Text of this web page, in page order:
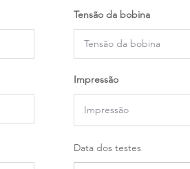
Tensão da bobina
Impressão
Data dos testes